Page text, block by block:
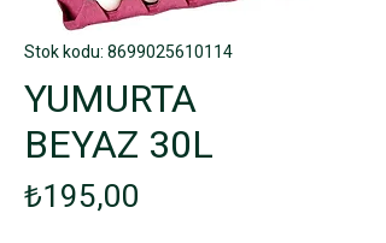
Stok kodu: 8699025610114
YUMURTA
BEYAZ 30L
₺195,00